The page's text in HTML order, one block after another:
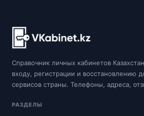
Справочник личных кабинетов
входу, регистрации и восстановлению
сервисов страны. Телефоны, адреса,
РАЗДЕЛЫ